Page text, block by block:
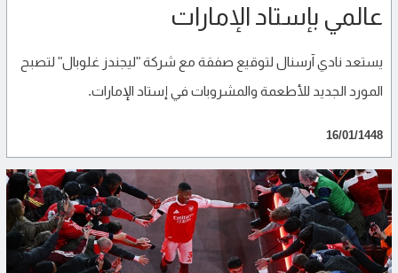
عالمي بإستاد الإمارات
يستعد نادي آرسنال لتوقيع صفقة مع شركة "ليجندز غلوبال" لتصبح
المورد الجديد للأطعمة والمشروبات في إستاد الإمارات.
16/01/1448